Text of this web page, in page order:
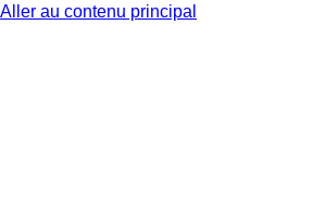
Aller au contenu principal